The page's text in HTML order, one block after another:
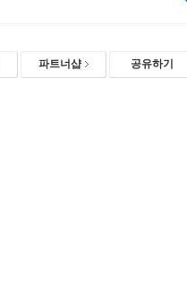
파트너샵 공유하기